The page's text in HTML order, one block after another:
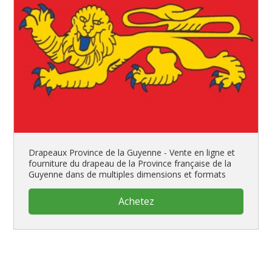
Drapeaux Province de la Guyenne - Vente en ligne et
fourniture du drapeau de la Province française de la
Guyenne dans de multiples dimensions et formats
Achetez